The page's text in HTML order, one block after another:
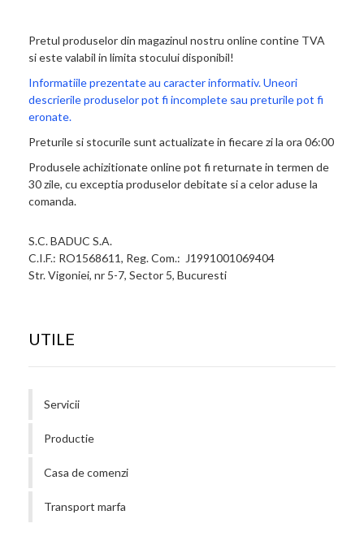
Pretul produselor din magazinul nostru online contine TVA
si este valabil in limita stocului disponibil!
Informatiile prezentate au caracter informativ. Uneori
descrierile produselor pot fi incomplete sau preturile pot fi
eronate.
Preturile si stocurile sunt actualizate in fiecare zi la ora 06:00
Produsele achizitionate online pot fi returnate in termen de
30 zile, cu exceptia produselor debitate si a celor aduse la
comanda.
S.C. BADUC S.A.
C.I.F.: RO1568611, Reg. Com.: J1991001069404
Str. Vigoniei, nr 5-7, Sector 5, Bucuresti
UTILE
Servicii
Productie
Casa de comenzi
Transport marfa